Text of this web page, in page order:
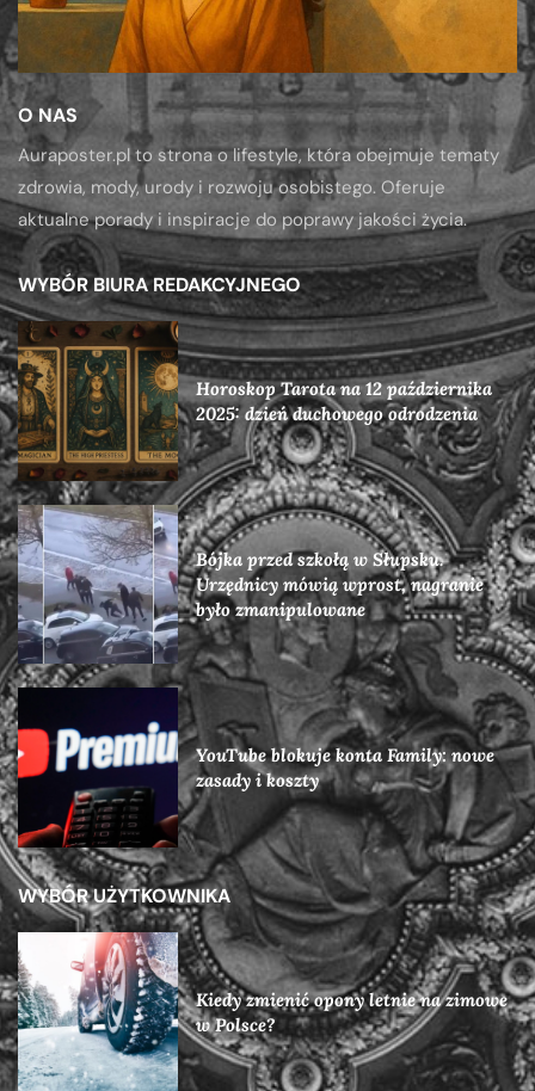
O NAS
Auraposter.pl to strona o lifestyle, która obejmuje tematy
zdrowia, mody, urody i rozwoju osobistego. Oferuje
aktualne porady i inspiracje do poprawy jakości życia.
WYBÓR BIURA REDAKCYJNEGO
Horoskop Tarota na 12 października
2025: dzień duchowego odrodzenia
Bójka przed szkołą w Słupsku.
Urzędnicy mówią wprost, nagranie
było zmanipulowane
YouTube blokuje konta Family: nowe
zasady i koszty
WYBÓR UŻYTKOWNIKA
Kiedy zmienić opony letnie na zimowe
w Polsce?